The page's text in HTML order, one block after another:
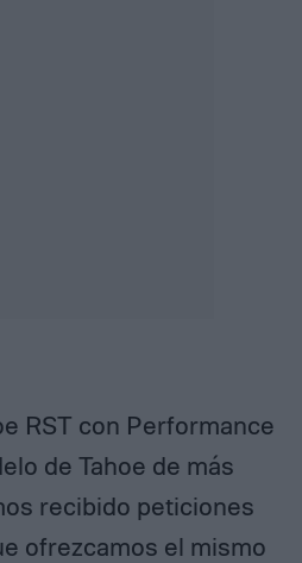
RST con Performance
de Tahoe de más
recibido peticiones
ofrezcamos el mismo